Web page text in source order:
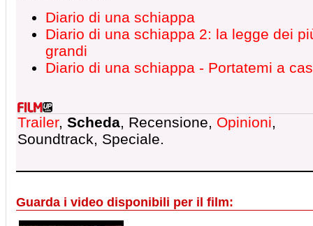
Diario di una schiappa
Diario di una schiappa 2: la legge dei
grandi
Diario di una schiappa - Portatemi a
Trailer, Scheda, Recensione, Opinioni,
Soundtrack, Speciale.
Guarda i video disponibili per il film: